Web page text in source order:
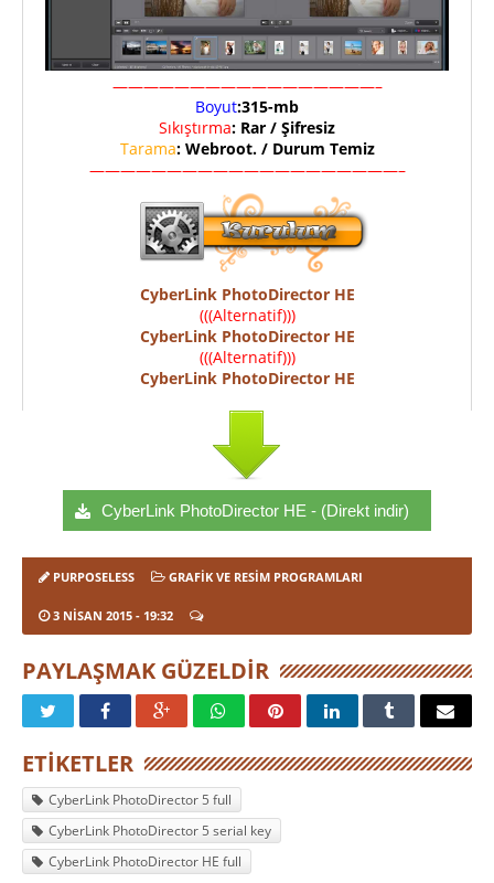
—————————————————–
Boyut:315-mb
Sıkıştırma: Rar / Şifresiz
Tarama: Webroot. / Durum Temiz
————————————————————–
CyberLink PhotoDirector HE
(((Alternatif)))
CyberLink PhotoDirector HE
(((Alternatif)))
CyberLink PhotoDirector HE
CyberLink PhotoDirector HE - (Direkt indir)
PURPOSELESS GRAFIK VE RESIM PROGRAMLARI
3 NISAN 2015 - 19:32
PAYLAŞMAK GÜZELDIR
ETIKETLER
CyberLink PhotoDirector 5 full
CyberLink PhotoDirector 5 serial key
CyberLink PhotoDirector HE full